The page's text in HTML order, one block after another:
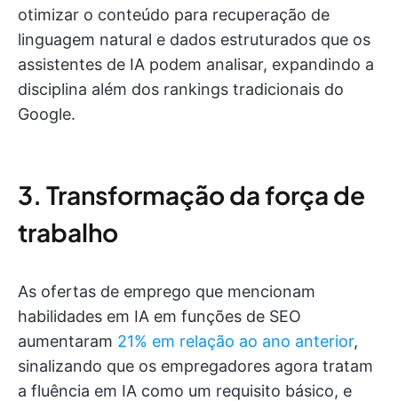
otimizar o conteúdo para recuperação de
linguagem natural e dados estruturados que os
assistentes de IA podem analisar, expandindo a
disciplina além dos rankings tradicionais do
Google.
3. Transformação da força de
trabalho
As ofertas de emprego que mencionam
habilidades em IA em funções de SEO
aumentaram 21% em relação ao ano anterior,
sinalizando que os empregadores agora tratam
a fluência em IA como um requisito básico, e